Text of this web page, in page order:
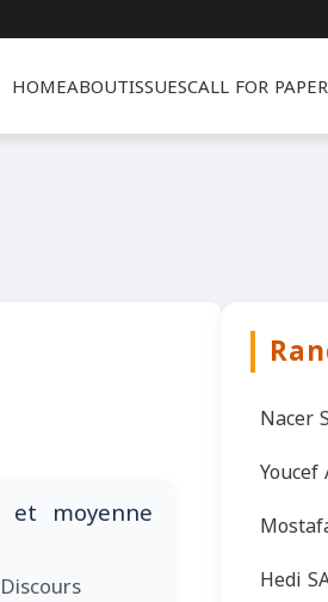
HOMEABOUTISSUESCALL FOR
moyenne
Nacer
Youcef
Hedi